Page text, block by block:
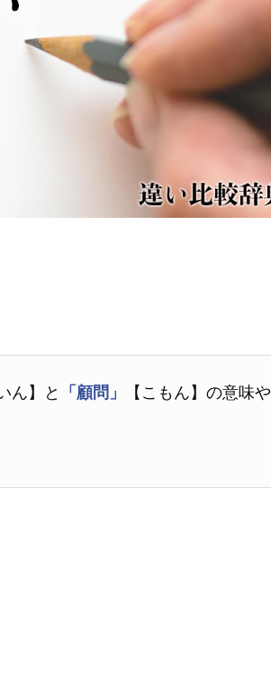
ん】と 「顧問」
【こもん】の意味や